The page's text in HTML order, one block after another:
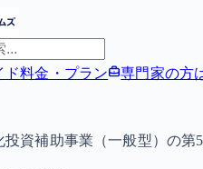
ド料金・プラン 専門家の方
投資補助事業（一般型）の第